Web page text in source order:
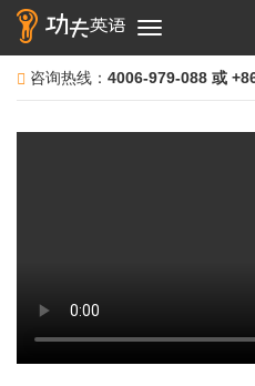
Toggle
navigation
咨询热线： 4006-979-088 或